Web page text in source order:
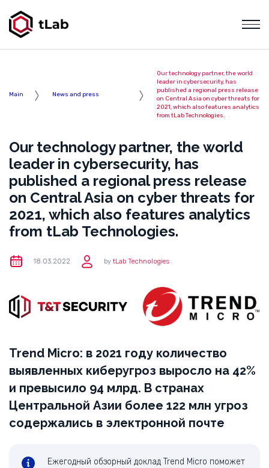
Main News and press
Our technology partner, the world
leader in cybersecurity, has
published a regional press release
on Central Asia on cyber threats for
2021, which also features analytics
from tLab Technologies.
Our technology partner, the world
leader in cybersecurity, has
published a regional press release
on Central Asia on cyber threats for
2021, which also features analytics
from tLab Technologies.
18.03.2022 by tLab Technologies
Trend Micro: в 2021 году количество
выявленных киберугроз выросло на 42%
и превысило 94 млрд. В странах
Центральной Азии более 122 млн угроз
содержались в электронной почте
Ежегодный обзорный доклад Trend Micro поможет